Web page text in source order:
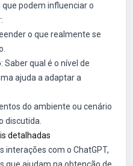
podem influenciar o
o que realmente se
: Saber qual é o nível de
ajuda a adaptar a
do ambiente ou cenário
discutida.
detalhadas
interações com o ChatGPT,